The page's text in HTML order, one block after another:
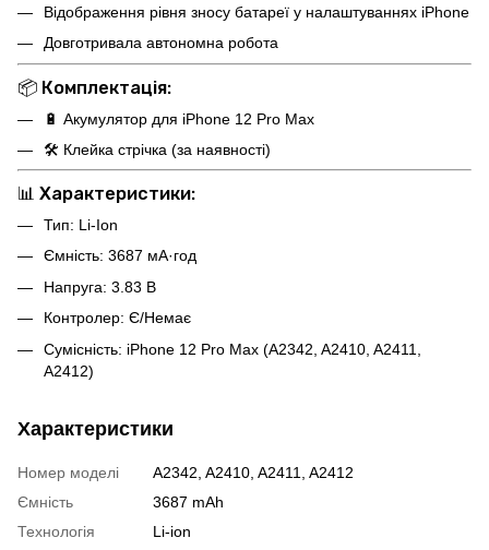
Відображення рівня зносу батареї у налаштуваннях iPhone
Довготривала автономна робота
📦 Комплектація:
🔋 Акумулятор для iPhone 12 Pro Max
🛠 Клейка стрічка (за наявності)
📊 Характеристики:
Тип: Li-Ion
Ємність: 3687 мА·год
Напруга: 3.83 В
Контролер: Є/Немає
Сумісність: iPhone 12 Pro Max (A2342, A2410, A2411,
A2412)
Характеристики
Номер моделі
A2342, A2410, A2411, A2412
Ємність
3687 mAh
Технологія
Li-ion